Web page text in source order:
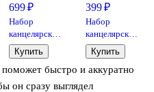
быстро и аккуратно
он сразу выглядел
699 ₽
Набор
канцелярский
«Demon
Slayer 9»
(ручка,
значок и
Купить
399 ₽
Набор
канцелярский
«Demon
Slayer 8»
(ручка и
тетрадь 48
Купить